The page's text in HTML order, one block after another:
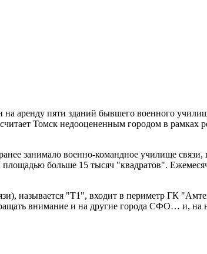
аренду пяти зданий бывшего военного
Томск недооцененным городом в рамках
занимало военно-командное училище
больше 15 тысяч "квадратов".
называется "Т1", входит в периметр ГК
внимание и на другие города СФО… и, на